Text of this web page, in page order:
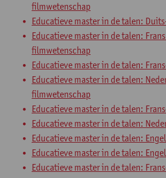
filmwetenschap
Educatieve master in de talen:
Educatieve master in de talen:
filmwetenschap
Educatieve master in de talen:
Educatieve master in de talen:
filmwetenschap
Educatieve master in de talen:
Educatieve master in de talen:
Educatieve master in de talen:
Educatieve master in de talen:
Educatieve master in de talen: